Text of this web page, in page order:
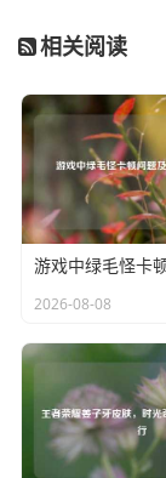
相关阅读
2026-08-08